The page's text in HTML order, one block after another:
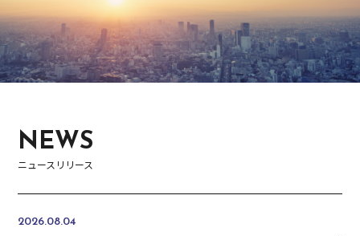
NEWS
ニュースリリース
2026.08.04